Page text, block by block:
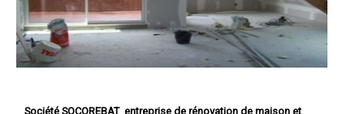
Société SOCOREBAT, entreprise de rénovation de maison et